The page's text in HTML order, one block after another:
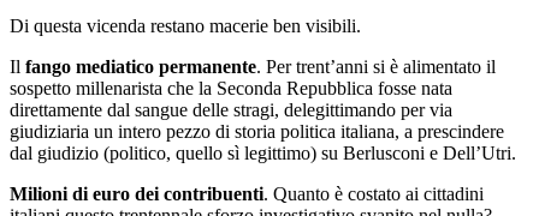
Di questa vicenda restano macerie ben visibili.
​Il fango mediatico permanente. Per trent’anni si è alimentato il
sospetto millenarista che la Seconda Repubblica fosse nata
direttamente dal sangue delle stragi, delegittimando per via
giudiziaria un intero pezzo di storia politica italiana, a prescindere
dal giudizio (politico, quello sì legittimo) su Berlusconi e Dell’Utri.
Milioni di euro dei contribuenti. Quanto è costato ai cittadini